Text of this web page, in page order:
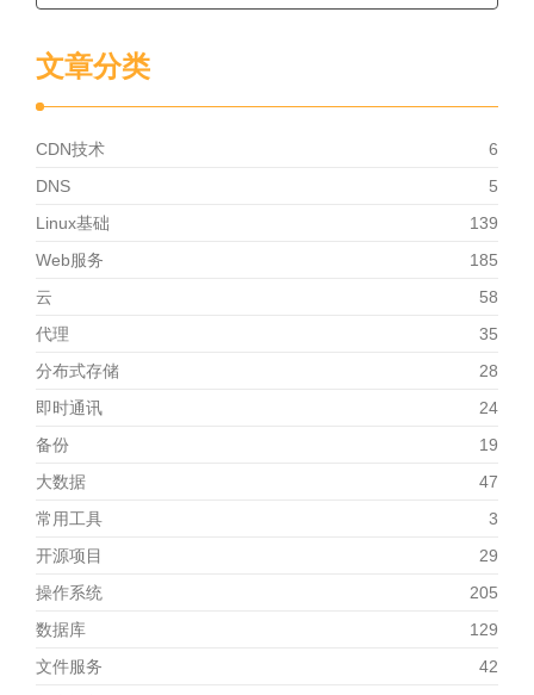
文章分类
CDN技术
6
DNS
5
Linux基础
139
Web服务
185
云
58
代理
35
分布式存储
28
即时通讯
24
备份
19
大数据
47
常用工具
3
开源项目
29
操作系统
205
数据库
129
文件服务
42